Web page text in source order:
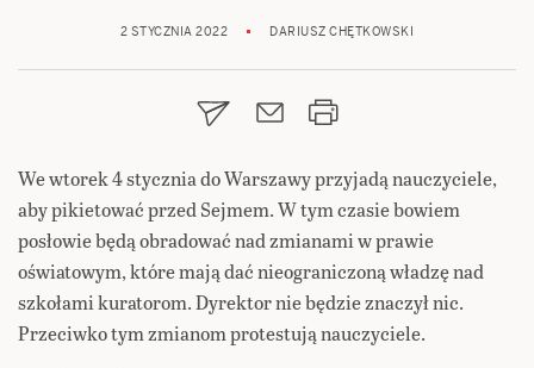
2 STYCZNIA 2022 DARIUSZ CHĘTKOWSKI
We wtorek 4 stycznia do Warszawy przyjadą nauczyciele,
aby pikietować przed Sejmem. W tym czasie bowiem
posłowie będą obradować nad zmianami w prawie
oświatowym, które mają dać nieograniczoną władzę nad
szkołami kuratorom. Dyrektor nie będzie znaczył nic.
Przeciwko tym zmianom protestują nauczyciele.